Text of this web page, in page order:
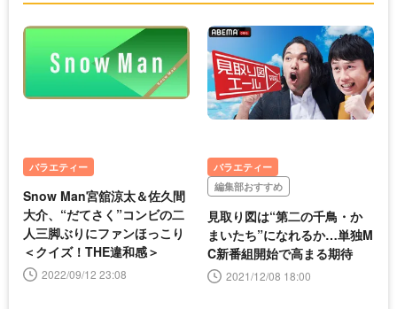
バラエティー
Snow Man宮舘涼太＆佐久間
大介、“だてさく”コンビの二
人三脚ぶりにファンほっこり
＜クイズ！THE違和感＞
2022/09/12 23:08
バラエティー
編集部おすすめ
見取り図は“第二の千鳥・か
まいたち”になれるか…単独M
C新番組開始で高まる期待
2021/12/08 18:00